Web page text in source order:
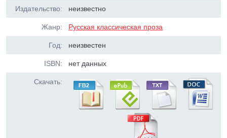
Издательство: неизвестно
Жанр: Русская классическая проза
Год: неизвестен
ISBN: нет данных
Скачать: